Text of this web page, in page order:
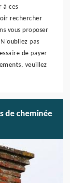
à ces
rechercher
vous proposer
pas
de payer
veuillez
de cheminée